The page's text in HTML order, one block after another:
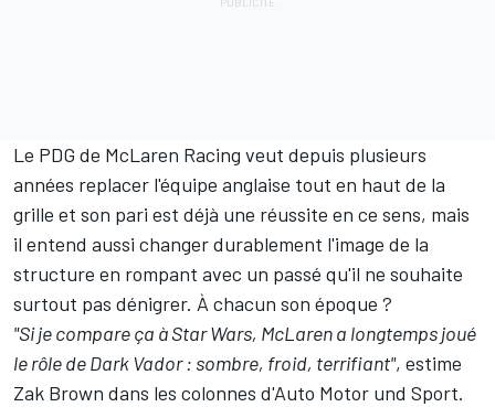
Le PDG de McLaren Racing veut depuis plusieurs
années replacer l'équipe anglaise tout en haut de la
grille et son pari est déjà une réussite en ce sens, mais
il entend aussi changer durablement l'image de la
structure en rompant avec un passé qu'il ne souhaite
surtout pas dénigrer. À chacun son époque ?
"Si je compare ça à Star Wars, McLaren a longtemps joué
le rôle de Dark Vador : sombre, froid, terrifiant", estime
Zak Brown dans les colonnes d'Auto Motor und Sport.